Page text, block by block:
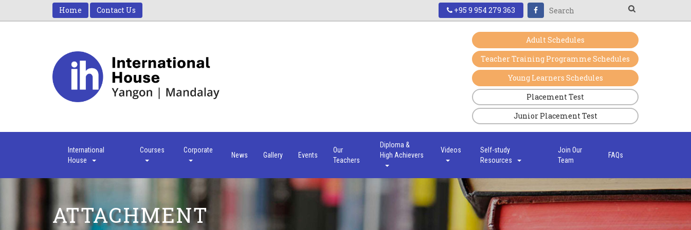
Home Contact Us +95 9 954 279 363
Adult Schedules
Teacher Training Programme Schedules
Young Learners Schedules
Placement Test
Junior Placement Test
International
House
Courses Corporate
News Gallery Events
Our
Teachers
Diploma &
High Achievers
Videos
Self-study
Resources
Join Our
Team
FAQs
ATTACHMENT